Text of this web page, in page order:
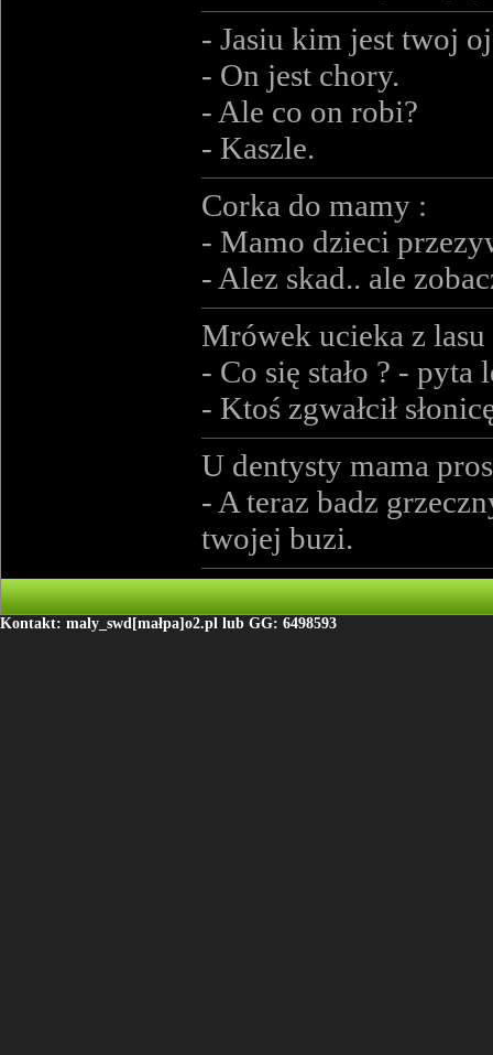
- Jasiu kim jest twoj
- On jest chory.
- Ale co on robi?
- Kaszle.
Corka do mamy :
- Mamo dzieci
- Alez skad.. ale
Mrówek ucieka z
- Co się stało ? - pyta
- Ktoś zgwałcił
U dentysty mama
- A teraz badz
twojej buzi.
Kontakt: maly_swd[małpa]o2.pl lub GG: 6498593